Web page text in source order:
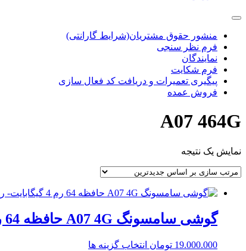
منشور حقوق مشتریان(شرایط گارانتی)
فرم نظر سنجی
نمایندگان
فرم شکایت
پیگیری تعمیرات و دریافت کد فعال سازی
فروش عمده
A07 464G
نمایش یک نتیجه
گوشی سامسونگ A07 4G حافظه 64 رم 4 گیگابایت- ریجستر شده
19.000.000 تومان انتخاب گزینه ها